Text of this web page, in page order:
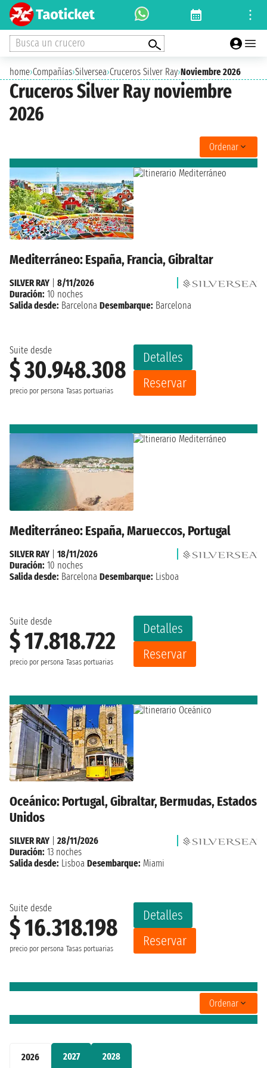
Busca un crucero
home›Compañías›Silversea›Cruceros Silver Ray›Noviembre 2026
Cruceros Silver Ray noviembre
2026
2026 2027 2028
Ordenar
Mediterráneo: España, Francia, Gibraltar
Suite desde
$ 30.948.308
precio por persona Tasas portuarias
Detalles
Reservar
SILVER RAY
8/11/2026
Duración: 10 noches
Salida desde: Barcelona Desembarque: Barcelona
Mediterráneo: España, Marueccos, Portugal
Suite desde
$ 17.818.722
precio por persona Tasas portuarias
Detalles
Reservar
SILVER RAY
18/11/2026
Duración: 10 noches
Salida desde: Barcelona Desembarque: Lisboa
Oceánico: Portugal, Gibraltar, Bermudas, Estados
Unidos
Suite desde
$ 16.318.198
precio por persona Tasas portuarias
Detalles
Reservar
SILVER RAY
28/11/2026
Duración: 13 noches
Salida desde: Lisboa Desembarque: Miami
Ordenar